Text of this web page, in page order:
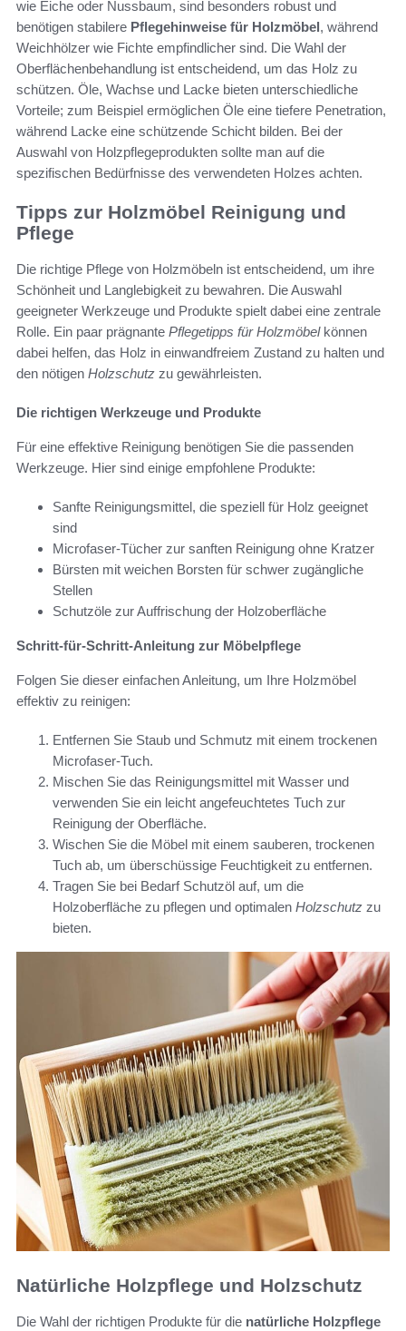
wie Eiche oder Nussbaum, sind besonders robust und
benötigen stabilere Pflegehinweise für Holzmöbel, während
Weichhölzer wie Fichte empfindlicher sind. Die Wahl der
Oberflächenbehandlung ist entscheidend, um das Holz zu
schützen. Öle, Wachse und Lacke bieten unterschiedliche
Vorteile; zum Beispiel ermöglichen Öle eine tiefere Penetration,
während Lacke eine schützende Schicht bilden. Bei der
Auswahl von Holzpflegeprodukten sollte man auf die
spezifischen Bedürfnisse des verwendeten Holzes achten.
Tipps zur Holzmöbel Reinigung und
Pflege
Die richtige Pflege von Holzmöbeln ist entscheidend, um ihre
Schönheit und Langlebigkeit zu bewahren. Die Auswahl
geeigneter Werkzeuge und Produkte spielt dabei eine zentrale
Rolle. Ein paar prägnante Pflegetipps für Holzmöbelkönnen
dabei helfen, das Holz in einwandfreiem Zustand zu halten und
den nötigen Holzschutz zu gewährleisten.
Die richtigen Werkzeuge und Produkte
Für eine effektive Reinigung benötigen Sie die passenden
Werkzeuge. Hier sind einige empfohlene Produkte:
Sanfte Reinigungsmittel, die speziell für Holz geeignet
sind
Microfaser-Tücher zur sanften Reinigung ohne Kratzer
Bürsten mit weichen Borsten für schwer zugängliche
Stellen
Schutzöle zur Auffrischung der Holzoberfläche
Schritt-für-Schritt-Anleitung zur Möbelpflege
Folgen Sie dieser einfachen Anleitung, um Ihre Holzmöbel
effektiv zu reinigen:
Entfernen Sie Staub und Schmutz mit einem trockenen
Microfaser-Tuch.
Mischen Sie das Reinigungsmittel mit Wasser und
verwenden Sie ein leicht angefeuchtetes Tuch zur
Reinigung der Oberfläche.
Wischen Sie die Möbel mit einem sauberen, trockenen
Tuch ab, um überschüssige Feuchtigkeit zu entfernen.
Tragen Sie bei Bedarf Schutzöl auf, um die
Holzoberfläche zu pflegen und optimalen Holzschutz zu
bieten.
Natürliche Holzpflege und Holzschutz
Die Wahl der richtigen Produkte für die natürliche Holzpflege